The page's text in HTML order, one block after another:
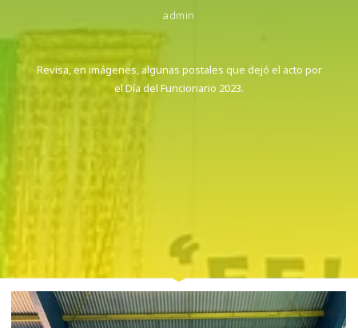
admin
Revisa, en imágenes, algunas postales que dejó el acto por
el Día del Funcionario 2023.